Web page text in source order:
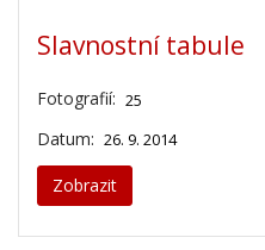
Slavnostní tabule
Fotografií: 25
Datum: 26. 9. 2014
Zobrazit